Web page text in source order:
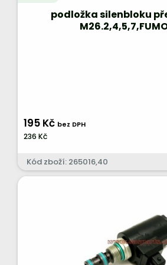
podložka silenbloku
195 Kč bez DPH
236 Kč
Kód zboží: 265016,40